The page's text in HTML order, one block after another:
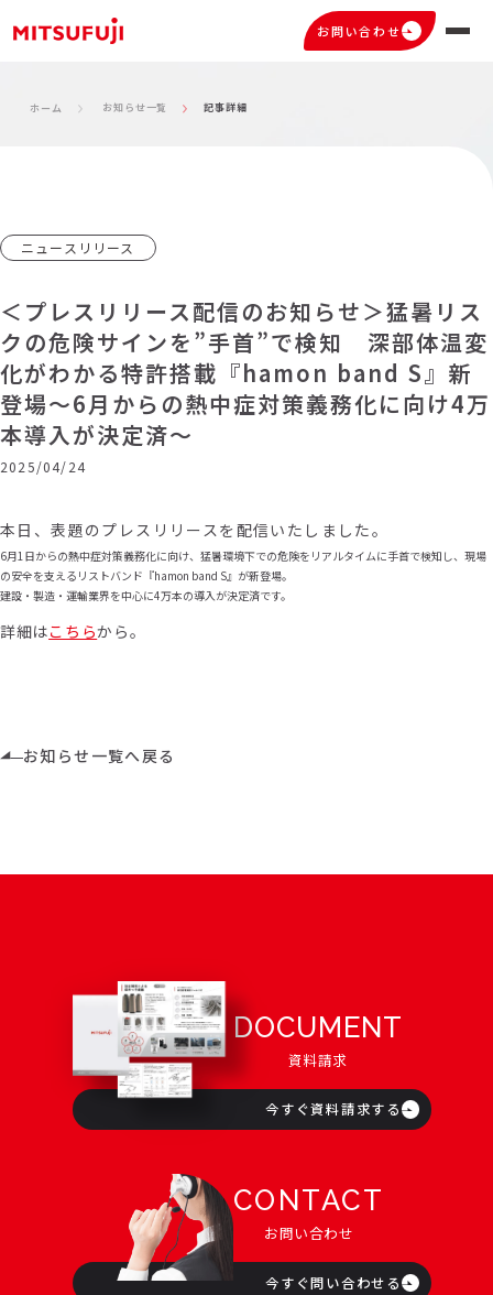
お問い合わせ
ホーム お知らせ一覧 記事詳細
ニュースリリース
＜プレスリリース配信のお知らせ＞猛暑リス
クの危険サインを”手首”で検知 深部体温変
化がわかる特許搭載『hamon band S』新
登場～6月からの熱中症対策義務化に向け4万
本導入が決定済～
2025/04/24
本日、表題のプレスリリースを配信いたしました。
6月1日からの熱中症対策義務化に向け、猛暑環境下での危険をリアルタイムに手首で検知し、現場
の安全を支えるリストバンド『hamon band S』が新登場。
建設・製造・運輸業界を中心に4万本の導入が決定済です。
詳細はこちらから。
お知らせ一覧へ戻る
DOCUMENT
資料請求
今すぐ資料請求する
CONTACT
お問い合わせ
今すぐ問い合わせる